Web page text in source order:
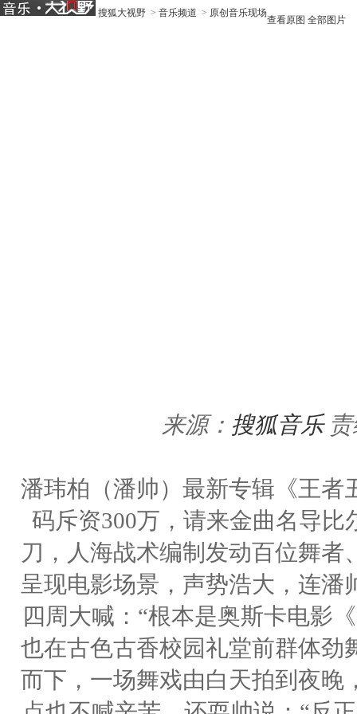
搜狐大视野 > 音乐频道 > 原创音乐现场
查看原图 全部图片
来源： 搜狐音乐
潘玮柏（潘帅）最新专辑《王者
码斥资300万，请来金曲名导
刀，人海战术编制发动百位舞
呈现电影场景，声势浩大，连
四周大喊：“根本是奥斯卡电影
也在古色古香校园礼堂前群体劲
而下，一场舞戏由白天拍到夜晚